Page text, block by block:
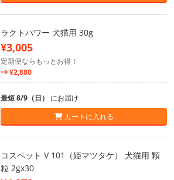
ラクトパワー 犬猫用 30g
¥3,005
定期便ならもっとお得！
¥2,880
最短 8/9（日） にお届け
カートに入れる
コスペット V 101（姫マツタケ） 犬猫用 顆
粒 2gx30